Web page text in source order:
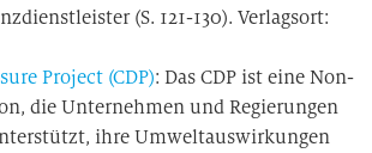
(S. 121-130). Verlagsort:
Project (CDP): Das CDP ist eine Non-
die Unternehmen und Regierungen
ihre Umweltauswirkungen